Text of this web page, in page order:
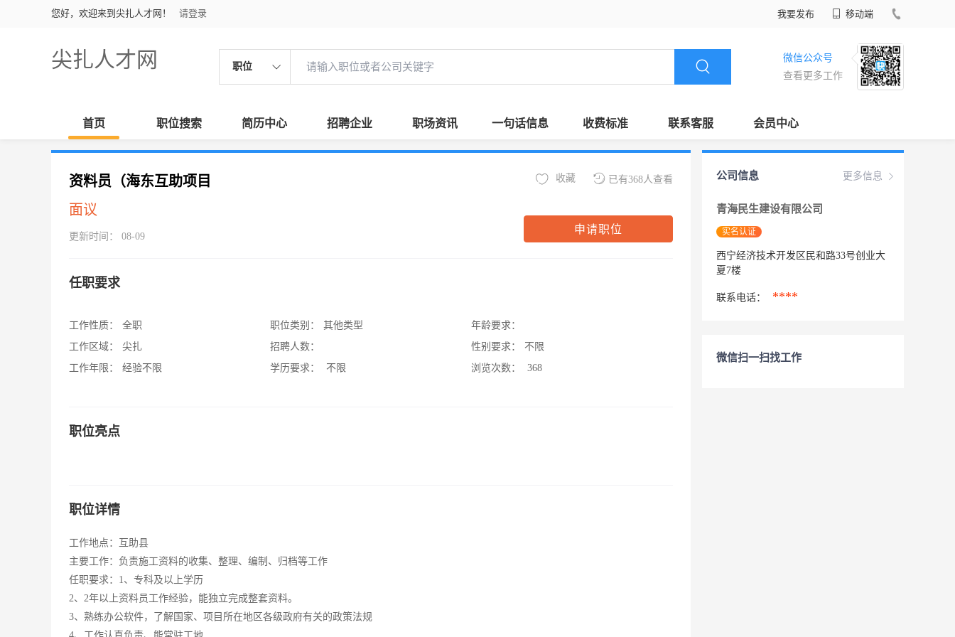
您好，欢迎来到尖扎人才网！ 请登录 我要发布 移动端
尖扎人才网 职位
微信公众号
查看更多工作
首页 职位搜索 简历中心 招聘企业 职场资讯 一句话信息 收费标准 联系客服 会员中心
资料员（海东互助项目
面议
更新时间： 08-09
已有368人查看
收藏
申请职位
任职要求
工作性质：
全职
工作区域：
尖扎
工作年限：
经验不限
职位类别：
其他类型
招聘人数：
学历要求：
不限
年龄要求：
性别要求：
不限
浏览次数：
368
职位亮点
职位详情
工作地点：互助县
主要工作：负责施工资料的收集、整理、编制、归档等工作
任职要求：1、专科及以上学历
2、2年以上资料员工作经验，能独立完成整套资料。
3、熟练办公软件，了解国家、项目所在地区各级政府有关的政策法规
更多信息
公司信息
青海民生建设有限公司
实名认证
西宁经济技术开发区民和路33号创业大
夏7楼
联系电话： ****
微信扫一扫找工作